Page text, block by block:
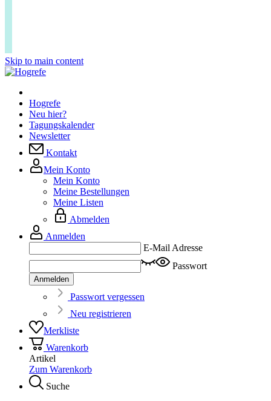
Skip to main content
Hogrefe
Neu hier?
Tagungskalender
Newsletter
Kontakt
Mein Konto
Mein Konto
Meine Bestellungen
Meine Listen
Abmelden
Anmelden
E-Mail Adresse
Passwort
Anmelden
Passwort vergessen
Neu registrieren
Merkliste
Warenkorb
Artikel
Zum Warenkorb
Suche